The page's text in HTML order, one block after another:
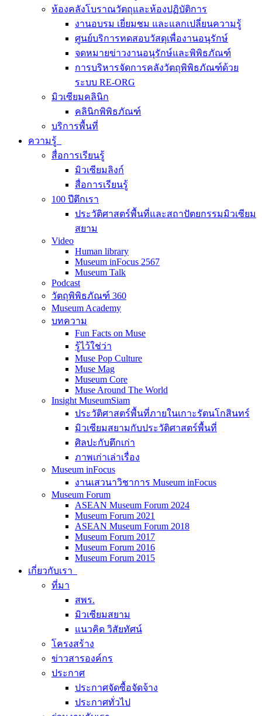
ห้องคลังโบราณวัตถุและห้องปฏิบัติการ
งานอบรม เยี่ยมชม และแลกเปลี่ยนความรู้
ศูนย์บริการทดสอบวัสดุเพื่องานอนุรักษ์
จดหมายข่าวงานอนุรักษ์และพิพิธภัณฑ์
การบริหารจัดการคลังวัตถุพิพิธภัณฑ์ด้วย
ระบบ RE-ORG
มิวเซียมคลินิก
คลินิกพิพิธภัณฑ์
บริการพื้นที่
ความรู้
สื่อการเรียนรู้
มิวเซียมลิงก์
สื่อการเรียนรู้
100 ปีตึกเรา
ประวัติศาสตร์พื้นที่และสถาปัตยกรรมมิวเซียม
สยาม
Video
Human library
Museum inFocus 2567
Museum Talk
Podcast
วัตถุพิพิธภัณฑ์ 360
Museum Academy
บทความ
Fun Facts on Muse
รู้ไว้ใช่ว่า
Muse Pop Culture
Muse Mag
Museum Core
Muse Around The World
Insight MuseumSiam
ประวัติศาสตร์พื้นที่ภายในเกาะรัตนโกสินทร์
มิวเซียมสยามกับประวัติศาสตร์พื้นที่
ศิลปะกับตึกเก่า
ภาพเก่าเล่าเรื่อง
Museum inFocus
งานเสวนาวิชาการ Museum inFocus
Museum Forum
ASEAN Museum Forum 2024
Museum Forum 2021
ASEAN Museum Forum 2018
Museum Forum 2017
Museum Forum 2016
Museum Forum 2015
เกี่ยวกับเรา
ที่มา
สพร.
มิวเซียมสยาม
แนวคิด วิสัยทัศน์
โครงสร้าง
ข่าวสารองค์กร
ประกาศ
ประกาศจัดซื้อจัดจ้าง
ประกาศทั่วไป